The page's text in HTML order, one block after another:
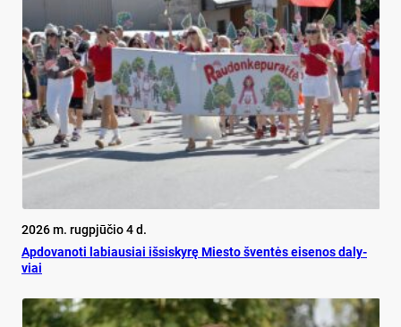
2026 m. rugpjūčio 4 d.
Ap­do­va­no­ti la­biau­siai iš­si­sky­rę Mies­to šven­tės ei­se­nos da­ly­
viai